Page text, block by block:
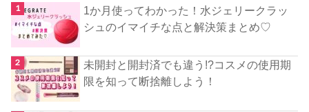
1か月使ってわかった！水ジェリークラッ
シュのイマイチな点と解決策まとめ♡
未開封と開封済でも違う!?コスメの使用期
限を知って断捨離しよう！